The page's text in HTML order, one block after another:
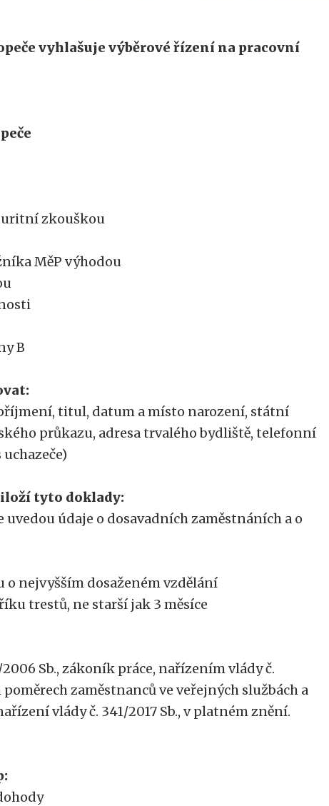
vyhlašuje výběrové řízení na pracovní
zkouškou
MěP výhodou
B
titul, datum a místo narození, státní
průkazu, adresa trvalého bydliště, telefonní
tyto doklady:
údaje o dosavadních zaměstnáních a o
o nejvyšším dosaženém vzdělání
trestů, ne starší jak 3 měsíce
Sb., zákoník práce, nařízením vlády č.
poměrech zaměstnanců ve veřejných službách a
vlády č. 341/2017 Sb., v platném znění.